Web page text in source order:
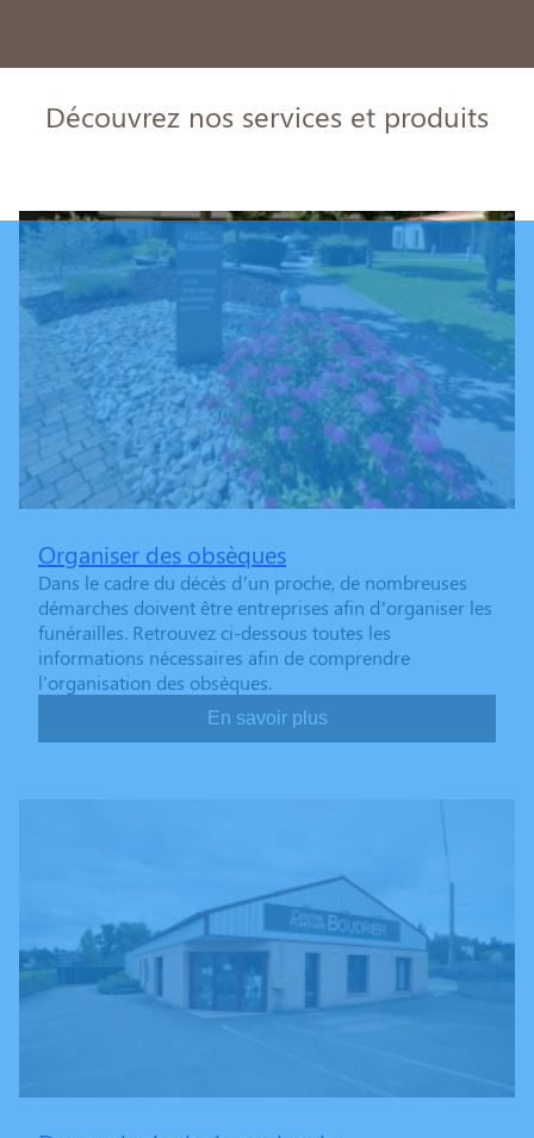
Découvrez nos services et produits
Organiser des obsèques
Dans le cadre du décès d’un proche, de nombreuses
démarches doivent être entreprises afin d’organiser les
funérailles. Retrouvez ci-dessous toutes les
informations nécessaires afin de comprendre
l'organisation des obsèques.
En savoir plus